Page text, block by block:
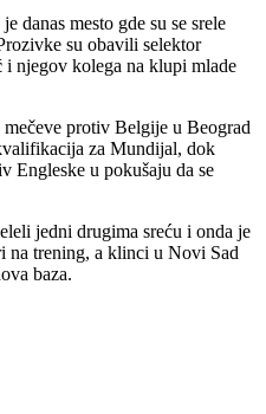
danas mesto gde su se srele
su obavili selektor
i njegov kolega na klupi mlade
protiv Belgije u Beograd
za Mundijal, dok
Engleske u pokušaju da se
jedni drugima sreću i onda je
na trening, a klinci u Novi Sad
baza.